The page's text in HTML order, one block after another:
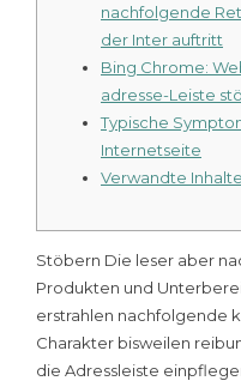
nachfolgende
der Inter auftritt
Bing Chrome:
adresse-Leiste
Typische
Internetseite
Verwandte Inhalte
Stöbern Die leser aber
Produkten und
erstrahlen nachfolgende
Charakter bisweilen
die Adressleiste